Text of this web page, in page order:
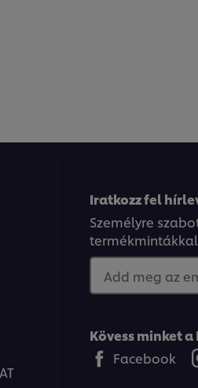
Iratkozz fel
Személyre
Add meg az
Kövess minket
Facebook